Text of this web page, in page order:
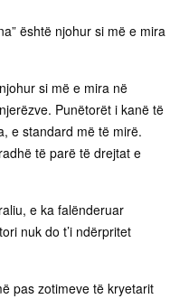
është njohur si më e mira
si më e mira në
Punëtorët i kanë të
e standard më të mirë.
të parë të drejtat e
e ka falënderuar
nuk do t’i ndërpritet
pas zotimeve të kryetarit